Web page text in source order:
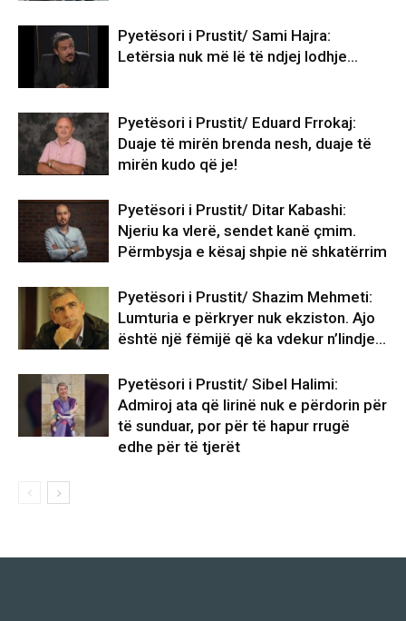
Pyetësori i Prustit/ Sami Hajra:
Letërsia nuk më lë të ndjej lodhje…
Pyetësori i Prustit/ Eduard Frrokaj:
Duaje të mirën brenda nesh, duaje të
mirën kudo që je!
Pyetësori i Prustit/ Ditar Kabashi:
Njeriu ka vlerë, sendet kanë çmim.
Përmbysja e kësaj shpie në shkatërrim
Pyetësori i Prustit/ Shazim Mehmeti:
Lumturia e përkryer nuk ekziston. Ajo
është një fëmijë që ka vdekur n’lindje…
Pyetësori i Prustit/ Sibel Halimi:
Admiroj ata që lirinë nuk e përdorin për
të sunduar, por për të hapur rrugë
edhe për të tjerët